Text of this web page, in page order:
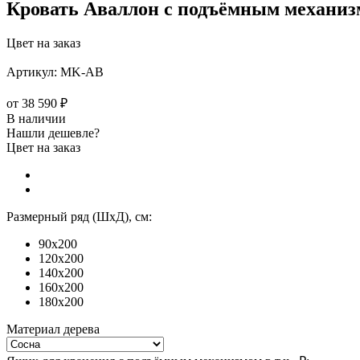
Кровать Аваллон с подъёмным
Цвет на заказ
Артикул: MK-АВ
от 38 590 ₽
В наличии
Нашли дешевле?
Цвет на заказ
Размерный ряд (ШхД), см:
90x200
120x200
140x200
160x200
180x200
Материал дерева